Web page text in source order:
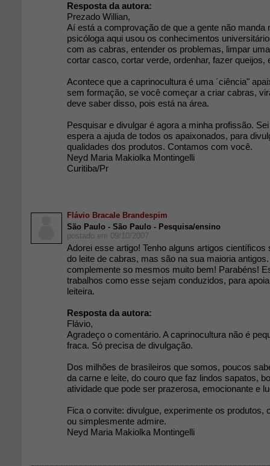
Resposta da autora:
Prezado Willian,
Aí está a comprovação de que a gente não manda
psicóloga aqui usou os conhecimentos
com as cabras, entender os problemas, limpar
cortar casco, cortar verde, ordenhar, fazer queijos,
Acontece que a caprinocultura é uma ´ciência"
sem formação, se você começar a criar cabras,
deve saber disso, pois está na área.
Pesquisar e divulgar é agora a minha profissão.
espera a ajuda de todos os apaixonados, para
qualidades dos produtos. Contamos com você.
Neyd Maria Makiolka Montingelli
Curitiba/Pr
Flávio Bracale Brandespim
São Paulo - São Paulo - Pesquisa/ensino
postado em 09/10/2007
Adorei esse artigo! Tenho alguns artigos
do leite de cabras, mas são na sua maioria
complemente so mesmos muito bem! Parabéns!
trabalhos como esse sejam conduzidos, para
leiteira.
Resposta da autora:
Flávio,
Agradeço o comentário. A caprinocultura não é
fraca. Só precisa de divulgação.
Dos milhões de brasileiros que somos, poucos
da carne e leite, do couro que faz lindos sapatos,
atividade que pode ser prazerosa, emocionante e
Fica o convite: divulgue, experimente os produtos,
ou simplesmente admire.
Neyd Maria Makiolka Montingelli